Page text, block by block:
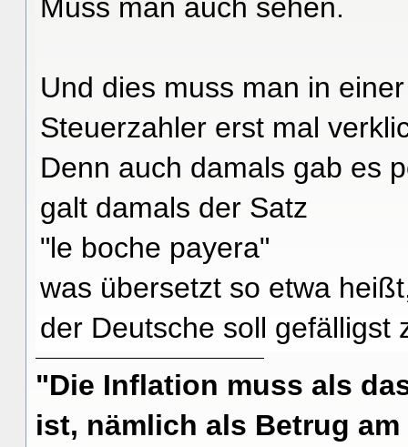
Muss man auch sehen.
Und dies muss man in
Steuerzahler erst mal
Denn auch damals gab es
galt damals der Satz
"le boche payera"
was übersetzt so etwa
der Deutsche soll gefälligst
"Die Inflation muss als
ist, nämlich als Betrug